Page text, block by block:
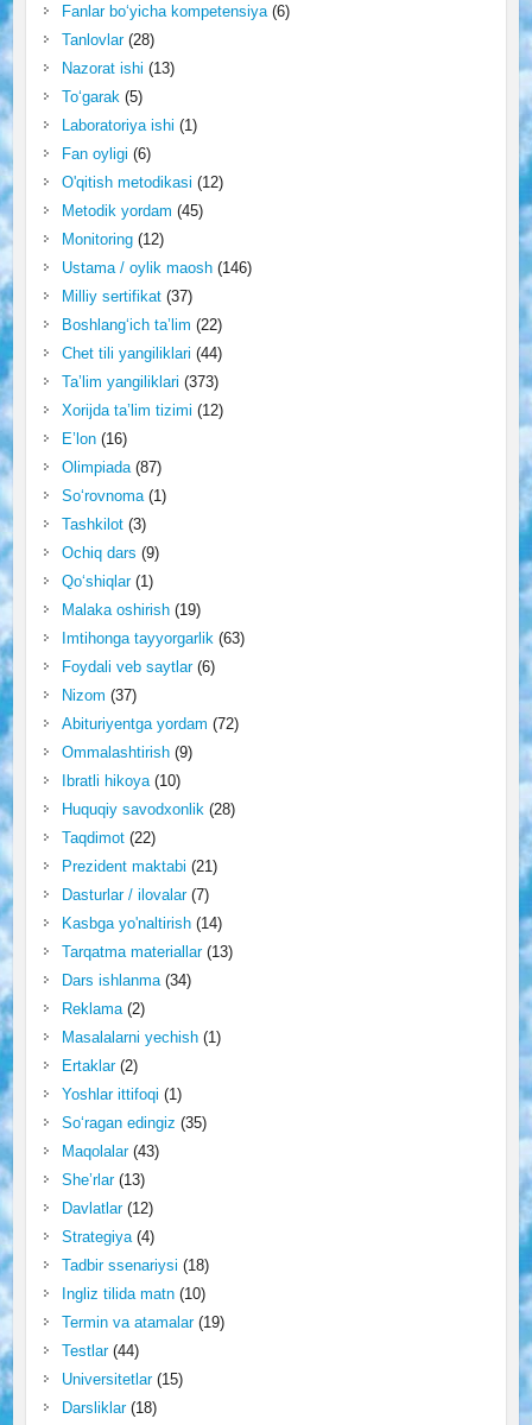
Fanlar bo‘yicha kompetensiya(6)
Tanlovlar(28)
Nazorat ishi (13)
To‘garak (5)
Laboratoriya ishi (1)
Fan oyligi (6)
O'qitish metodikasi (12)
Metodik yordam (45)
Monitoring(12)
Ustama / oylik maosh(146)
Milliy sertifikat(37)
Boshlang‘ich ta’lim (22)
Chet tili yangiliklari (44)
Ta’lim yangiliklari (373)
Xorijda ta’lim tizimi (12)
E’lon(16)
Olimpiada(87)
So‘rovnoma(1)
Tashkilot(3)
Ochiq dars (9)
Qo‘shiqlar(1)
Malaka oshirish(19)
Imtihonga tayyorgarlik (63)
Foydali veb saytlar(6)
Nizom (37)
Abituriyentga yordam (72)
Ommalashtirish(9)
Ibratli hikoya(10)
Huquqiy savodxonlik (28)
Taqdimot(22)
Prezident maktabi (21)
Dasturlar / ilovalar(7)
Kasbga yo'naltirish(14)
Tarqatma materiallar(13)
Dars ishlanma(34)
Reklama(2)
Masalalarni yechish(1)
Ertaklar(2)
Yoshlar ittifoqi (1)
So‘ragan edingiz (35)
Maqolalar(43)
She’rlar(13)
Davlatlar(12)
Strategiya(4)
Tadbir ssenariysi (18)
Ingliz tilida matn(10)
Termin va atamalar(19)
Testlar(44)
Universitetlar(15)
Darsliklar(18)